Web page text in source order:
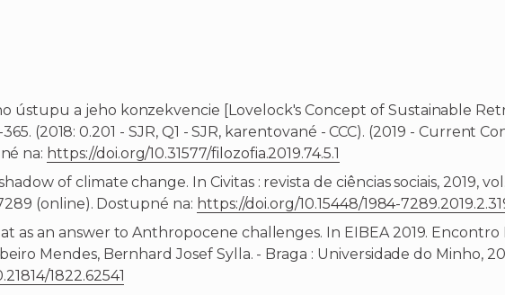
ústupu a jeho konzekvencie [Lovelock's Concept of Sustainable
(2018: 0.201 - SJR, Q1 - SJR, karentované - CCC). (2019 - Current
na: https://doi.org/10.31577/filozofia.2019.74.5.1
of climate change. In Civitas : revista de ciências sociais, 2019, vol.
(online). Dostupné na: https://doi.org/10.15448/1984-
as an answer to Anthropocene challenges. In EIBEA 2019.
Mendes, Bernhard Josef Sylla. - Braga : Universidade do Minho,
1822.62541